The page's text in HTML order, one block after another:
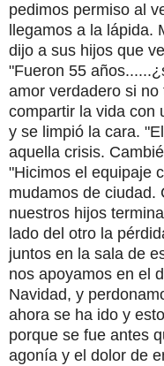
pedimos permiso al
llegamos a la lápida.
dijo a sus hijos que
"Fueron 55
amor verdadero si
compartir la vida con
y se limpió la cara.
aquella crisis.
"Hicimos el equipaje
mudamos de ciudad.
nuestros hijos
lado del otro la
juntos en la sala de
nos apoyamos en el
Navidad, y
ahora se ha ido y
porque se fue antes
agonía y el dolor de